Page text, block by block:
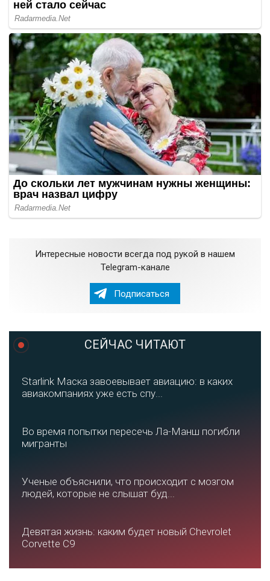
Интересные новости всегда под рукой в нашем
Telegram-канале
Подписаться
СЕЙЧАС ЧИТАЮТ
Starlink Маска завоевывает авиацию: в каких
авиакомпаниях уже есть спу...
Во время попытки пересечь Ла-Манш погибли
мигранты
Ученые объяснили, что происходит с мозгом
людей, которые не слышат буд...
Девятая жизнь: каким будет новый Chevrolet
Corvette C9